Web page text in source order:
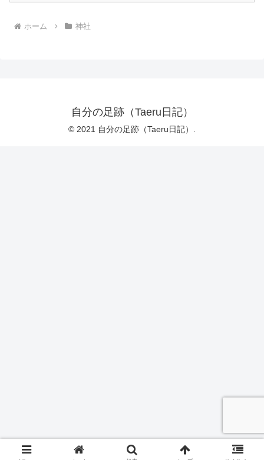
ホーム 神社
自分の足跡（Taeru日記）
© 2021 自分の足跡（Taeru日記）.